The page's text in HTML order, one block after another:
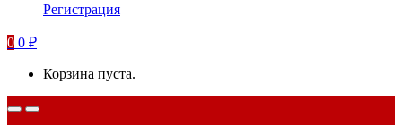
Регистрация
0 0 ₽
Корзина пуста.